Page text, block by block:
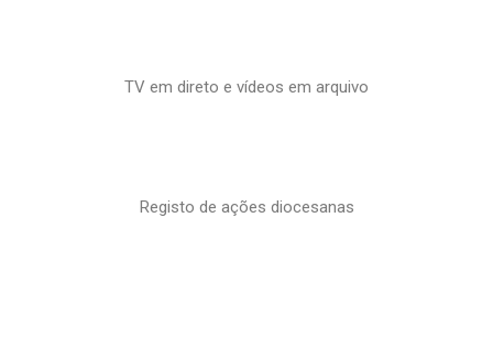
TV em direto e vídeos em arquivo
Registo de ações diocesanas